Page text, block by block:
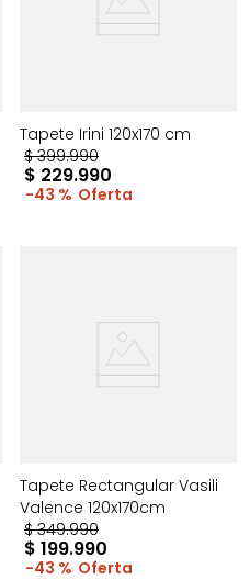
Tapete Irini 120x170 cm
$ 399.990
$ 229.990
43 %
Tapete Rectangular Vasili
Valence 120x170cm
$ 349.990
$ 199.990
43 %